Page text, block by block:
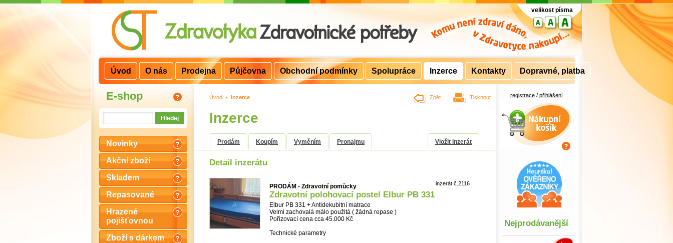
E-shop
Novinky
Akční zboží
Skladem
Repasované
Hrazené
pojišťovnou
Zboží s dárkem
Úvod > Inzerce
Inzerce
Prodám Koupím Vyměním Pronajmu Vložit inzerát
Detail inzerátu
inzerát č.2116
PRODÁM - Zdravotní pomůcky
Zdravotní polohovací postel Elbur PB 331
Elbur PB 331 + Antidekubitní matrace
Velmi zachovalá málo použitá ( žádná repase )
Pořizovací cena cca 45.000 Kč
Technické parametry
registrace/ přihlášení
Nákupní košík
velikost písma
Tisknout
Zpět
Nejprodávanější
Úvod O nás Prodejna Půjčovna Obchodní podmínky Spolupráce Inzerce Kontakty Dopravné, platba